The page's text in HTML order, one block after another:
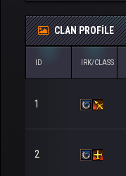
CLAN PROFILE
ID IRK/CLASS
1
2